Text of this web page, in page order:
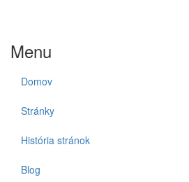
Menu
Domov
Stránky
História stránok
Blog